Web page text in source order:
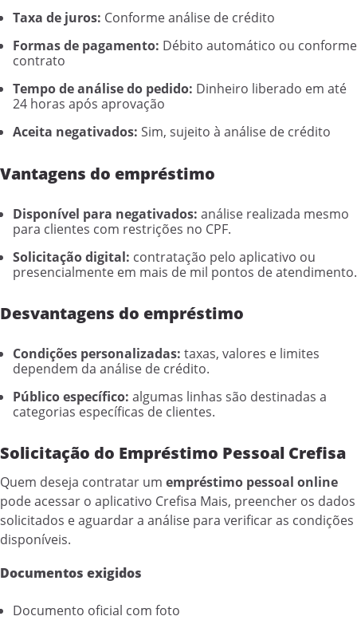
Taxa de juros: Conforme análise de crédito
Formas de pagamento: Débito automático ou conforme
contrato
Tempo de análise do pedido: Dinheiro liberado em até
24 horas após aprovação
Aceita negativados: Sim, sujeito à análise de crédito
Vantagens do empréstimo
Disponível para negativados: análise realizada mesmo
para clientes com restrições no CPF.
Solicitação digital: contratação pelo aplicativo ou
presencialmente em mais de mil pontos de atendimento.
Desvantagens do empréstimo
Condições personalizadas: taxas, valores e limites
dependem da análise de crédito.
Público específico: algumas linhas são destinadas a
categorias específicas de clientes.
Solicitação do Empréstimo Pessoal Crefisa
Quem deseja contratar um empréstimo pessoal online
pode acessar o aplicativo Crefisa Mais, preencher os dados
solicitados e aguardar a análise para verificar as condições
disponíveis.
Documentos exigidos
Documento oficial com foto